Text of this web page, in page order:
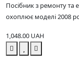
Посібник з ремонту та
охоплює моделі 2008
1,048.00 UAH